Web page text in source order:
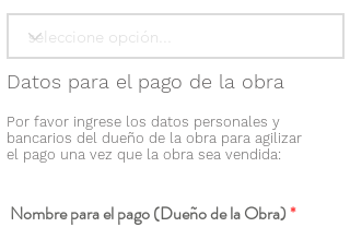
Datos para el pago de la obra
Por favor ingrese los datos personales y
bancarios del dueño de la obra para agilizar
el pago una vez que la obra sea vendida:
Nombre para el pago (Dueño de la Obra)